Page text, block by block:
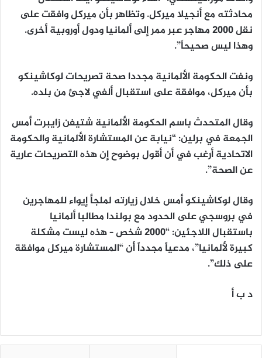
محادثته مع أنجيلا ميركل. وتظاهر بأن ميركل وافقت على
نقل 2000 مهاجر عبر ممر إلى ألمانيا ودول أوروبية أخرى.
وهذا ليس صحيحاً”.
ونفت الحكومة الألمانية مجددا صحة تصريحات لوكاشينكو
بأن ميركل، موافقة على استقبال ألفي لاجئ من بلده.
وقال المتحدث باسم الحكومة الألمانية شتيفن زايبرت أمس
الجمعة في برلين: “نيابة عن المستشارة الألمانية والحكومة
الاتحادية أرغب في أن أقول بوضوح إن هذه التصريحات عارية
عن الصحة”.
وقال لوكاشينكو أمس خلال زيارته لملجأ إيواء للمهاجرين
في بروسجي على الحدود مع بولندا مطالبا ألمانيا
باستقبال اللاجئين: “2000 شخص – هذه ليست مشكلة
كبيرة لألمانيا”، مدعياً مجدداً أن “المستشارة ميركل موافقة
على ذلك”.
د ب أ